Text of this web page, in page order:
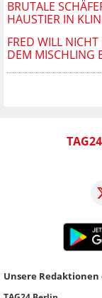
BRUTALE
HAUSTIER IN
FRED WILL
DEM MISCHLING
Unsere